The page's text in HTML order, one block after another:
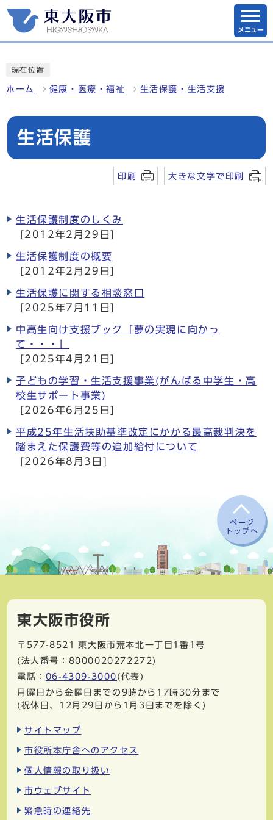
メニュー
現在位置
ホーム 健康・医療・福祉 生活保護・生活支援
生活保護
印刷 大きな文字で印刷
生活保護制度のしくみ
[2012年2月29日]
生活保護制度の概要
[2012年2月29日]
生活保護に関する相談窓口
[2025年7月11日]
中高生向け支援ブック「夢の実現に向かっ
て・・・」
[2025年4月21日]
子どもの学習・生活支援事業(がんばる中学生・高
校生サポート事業)
[2026年6月25日]
平成25年生活扶助基準改定にかかる最高裁判決を
踏まえた保護費等の追加給付について
[2026年8月3日]
ページ
トップへ
東大阪市役所
〒577-8521
東大阪市荒本北一丁目1番1号
(法人番号：8000020272272)
電話： 06-4309-3000 (代表)
月曜日から金曜日までの9時から17時30分まで
(祝休日、12月29日から1月3日までを除く)
サイトマップ
市役所本庁舎へのアクセス
個人情報の取り扱い
市ウェブサイト
緊急時の連絡先